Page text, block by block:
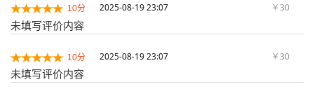
10分 2025-08-19 23:07 ￥30
未填写评价内容
10分 2025-08-19 23:07 ￥30
未填写评价内容